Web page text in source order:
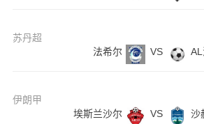
苏丹超
法希尔
VS
伊朗甲
埃斯兰沙尔
VS 沙